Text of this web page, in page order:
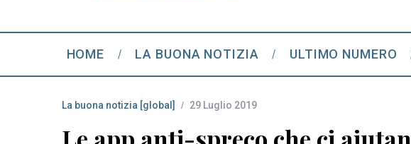
HOME LA BUONA NOTIZIA ULTIMO NUMERO
La buona notizia [global] 29 Luglio 2019